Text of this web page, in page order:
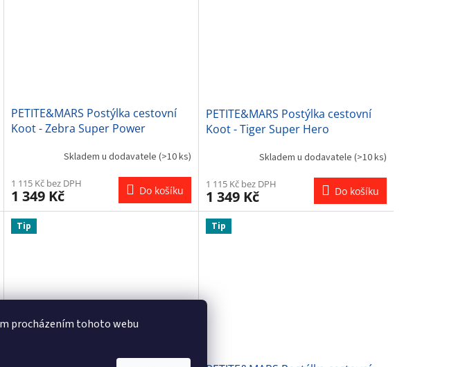
procházením tohoto webu
PETITE&MARS Postýlka cestovní
Koot - Zebra Super Power
Skladem u dodavatele (>10 ks)
1 115 Kč bez DPH
1 349 Kč Do košíku
PETITE&MARS Postýlka cestovní
Koot - Tiger Super Hero
Skladem u dodavatele (>10 ks)
1 115 Kč bez DPH
1 349 Kč Do košíku
Tip Tip